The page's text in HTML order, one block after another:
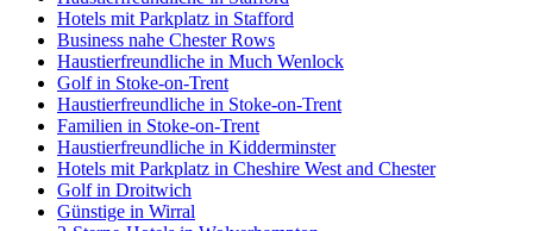
Hotels mit Parkplatz in Stafford
Business nahe Chester Rows
Haustierfreundliche in Much Wenlock
Golf in Stoke-on-Trent
Haustierfreundliche in Stoke-on-Trent
Familien in Stoke-on-Trent
Haustierfreundliche in Kidderminster
Hotels mit Parkplatz in Cheshire West and Chester
Golf in Droitwich
Günstige in Wirral